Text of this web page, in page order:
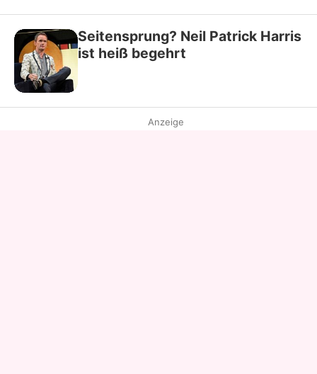
Seitensprung? Neil Patrick Harris
ist heiß begehrt
Anzeige